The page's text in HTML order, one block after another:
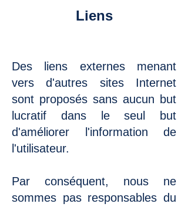
Liens
Des liens externes menant
vers d'autres sites Internet
sont proposés sans aucun but
lucratif dans le seul but
d'améliorer l'information de
l'utilisateur.
Par conséquent, nous ne
sommes pas responsables du